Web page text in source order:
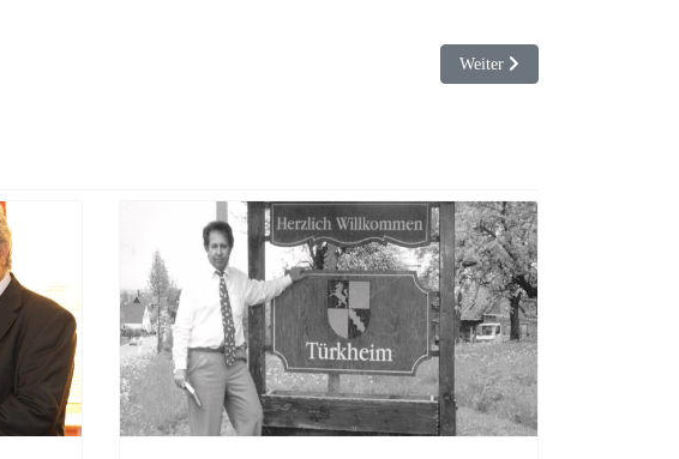
Nächster Beitrag: IKG
Weiter